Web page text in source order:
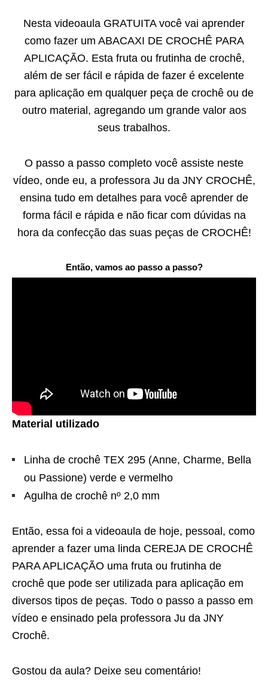
Nesta videoaula GRATUITA você vai aprender
como fazer um ABACAXI DE CROCHÊ PARA
APLICAÇÃO. Esta fruta ou frutinha de crochê,
além de ser fácil e rápida de fazer é excelente
para aplicação em qualquer peça de crochê ou de
outro material, agregando um grande valor aos
seus trabalhos.
O passo a passo completo você assiste neste
vídeo, onde eu, a professora Ju da JNY CROCHÊ,
ensina tudo em detalhes para você aprender de
forma fácil e rápida e não ficar com dúvidas na
hora da confecção das suas peças de CROCHÊ!
Então, vamos ao passo a passo?
Material utilizado
Linha de crochê TEX 295 (Anne, Charme, Bella
ou Passione) verde e vermelho
Agulha de crochê nº 2,0 mm
Então, essa foi a videoaula de hoje, pessoal, como
aprender a fazer uma linda CEREJA DE CROCHÊ
PARA APLICAÇÃO uma fruta ou frutinha de
crochê que pode ser utilizada para aplicação em
diversos tipos de peças. Todo o passo a passo em
vídeo e ensinado pela professora Ju da JNY
Crochê.
Gostou da aula? Deixe seu comentário!